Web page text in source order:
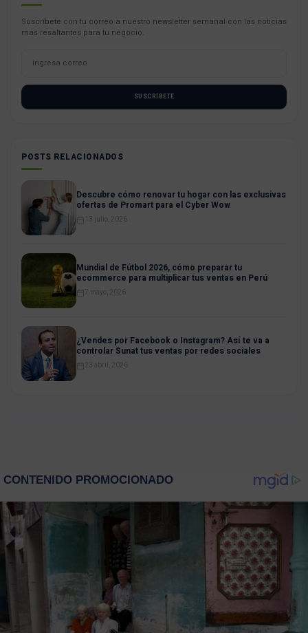
Suscríbete con tu correo a nuestro newsletter semanal con las noticias
más resaltantes para tu negocio.
SUSCRÍBETE
POSTS RELACIONADOS
Descubre cómo renovar tu hogar con las exclusivas
ofertas de Promart para el Cyber Wow
13 julio, 2026
Mundial de Fútbol 2026, cómo preparar tu
ecommerce para multiplicar tus ventas en Perú
7 mayo, 2026
¿Vendes por Facebook o Instagram? Así te va a
controlar Sunat tus ventas por redes sociales
23 abril, 2026